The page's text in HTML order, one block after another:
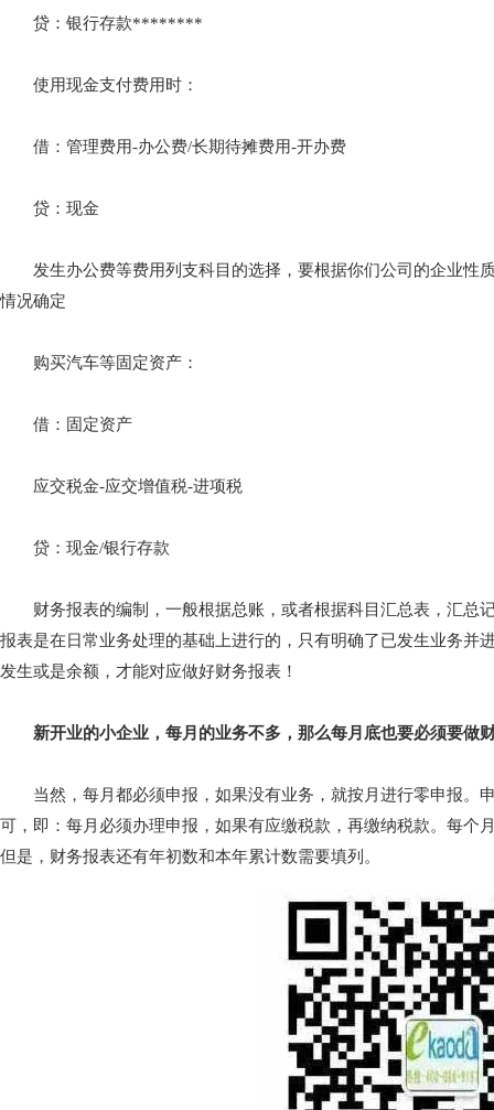
贷：银行存款********
使用现金支付费用时：
借：管理费用-办公费/长期待摊费用-开办费
贷：现金
发生办公费等费用列支科目的选择，要根据你们公司的企业性
情况确定
购买汽车等固定资产：
借：固定资产
应交税金-应交增值税-进项税
贷：现金/银行存款
财务报表的编制，一般根据总账，或者根据科目汇总表，汇总
报表是在日常业务处理的基础上进行的，只有明确了已发生业务并
发生或是余额，才能对应做好财务报表！
新开业的小企业，每月的业务不多，那么每月底也要必须要做
当然，每月都必须申报，如果没有业务，就按月进行零申报。
可，即：每月必须办理申报，如果有应缴税款，再缴纳税款。每个
但是，财务报表还有年初数和本年累计数需要填列。